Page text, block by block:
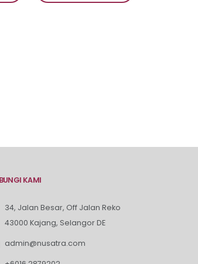
KAMI
34, Jalan Besar, Off Jalan Reko
43000 Kajang, Selangor DE
admin@nusatra.com